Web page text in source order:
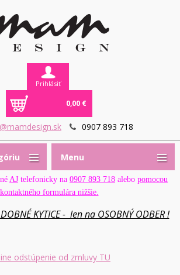
Prihlásiť
0,00 €
0907 893 718
AJ telefonicky na 0907 893 718 alebo pomocou
kontaktného formulára nižšie.
KYTICE - len na OSOBNÝ ODBER !
odstúpenie od zmluvy TU
Menu